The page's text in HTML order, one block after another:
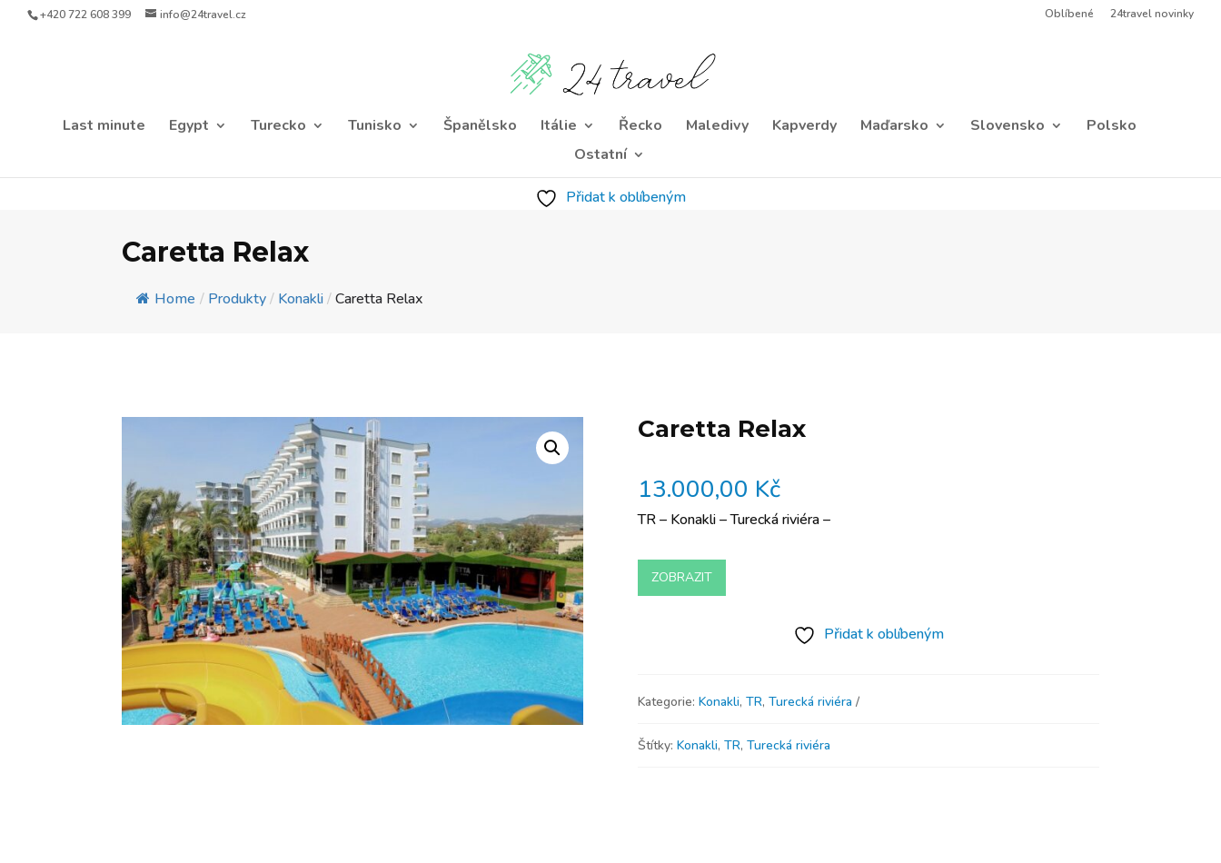
+420 722 608 399 info@24travel.cz Oblíbené 24travel novinky
Last minute Egypt Turecko Tunisko Španělsko Itálie Řecko Maledivy Kapverdy Maďarsko Slovensko
Polsko
Ostatní
Přidat k oblíbeným
Caretta Relax
Home / Produkty / Konakli / Caretta Relax
Caretta Relax
13.000,00 Kč
TR – Konakli – Turecká riviéra –
ZOBRAZIT
Přidat k oblíbeným
Kategorie: Konakli, TR, Turecká riviéra
Štítky: Konakli, TR, Turecká riviéra